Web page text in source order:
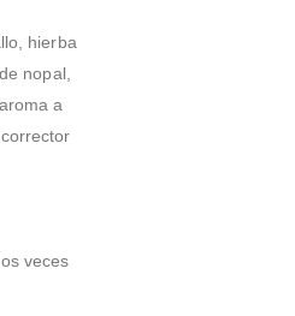
hierba
nopal,
a
veces